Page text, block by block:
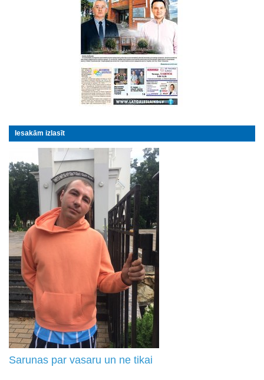
Iesakām izlasīt
Sarunas par vasaru un ne tikai